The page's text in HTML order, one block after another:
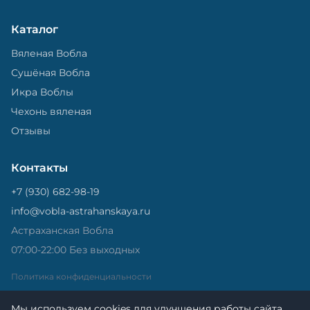
Каталог
Вяленая Вобла
Сушёная Вобла
Икра Воблы
Чехонь вяленая
Отзывы
Контакты
+7 (930) 682-98-19
info@vobla-astrahanskaya.ru
Астраханская Вобла
07:00-22:00 Без выходных
Политика конфиденциальности